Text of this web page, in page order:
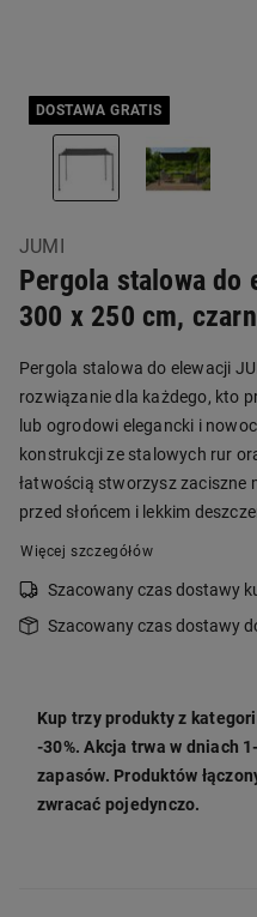
DOSTAWA GRATIS
JUMI
Pergola stalowa do
300 x 250 cm,
Pergola stalowa do elewacji
rozwiązanie dla każdego, kto
lub ogrodowi elegancki i
konstrukcji ze stalowych rur
łatwością stworzysz zaciszne
przed słońcem i lekkim
Więcej szczegółów
Szacowany czas dostawy
Szacowany czas dostawy
Kup trzy produkty z
-30%. Akcja trwa w dniach
zapasów. Produktów
zwracać pojedynczo.